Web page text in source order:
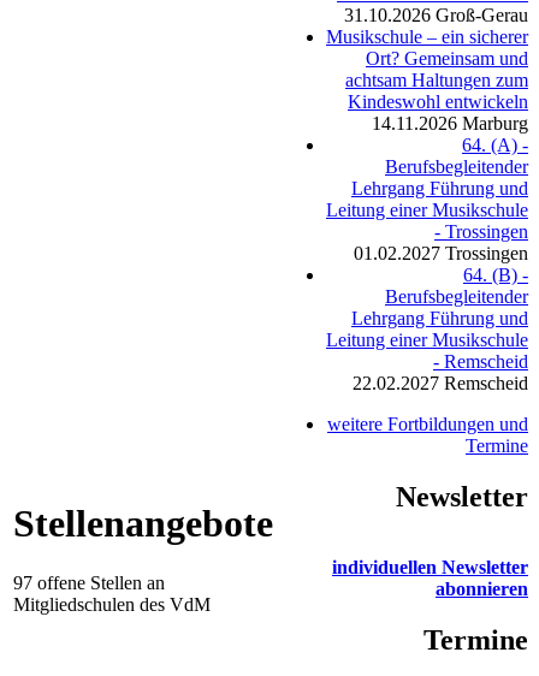
Stellenangebote
97 offene Stellen an
Mitgliedschulen des VdM
31.10.2026 Groß-Gerau
Musikschule – ein sicherer
Ort? Gemeinsam und
achtsam Haltungen zum
Kindeswohl entwickeln
14.11.2026 Marburg
64. (A) -
Berufsbegleitender
Lehrgang Führung und
Leitung einer Musikschule
- Trossingen
01.02.2027 Trossingen
64. (B) -
Berufsbegleitender
Lehrgang Führung und
Leitung einer Musikschule
- Remscheid
22.02.2027 Remscheid
weitere Fortbildungen und
Termine
Newsletter
individuellen Newsletter
abonnieren
Termine